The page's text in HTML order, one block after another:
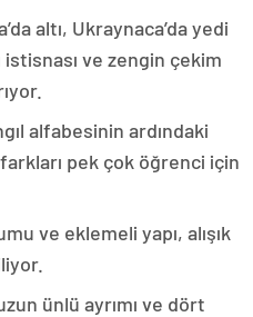
altı, Ukraynaca’da yedi
istisnası ve zengin çekim
alfabesinin ardındaki
pek çok öğrenci için
ve eklemeli yapı, alışık
ünlü ayrımı ve dört